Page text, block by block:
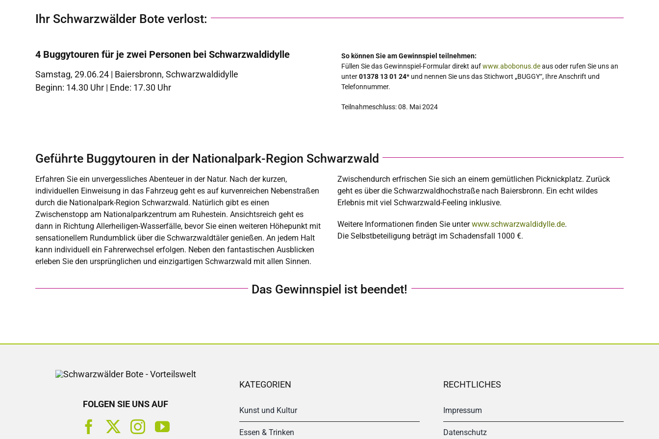
Ihr Schwarzwälder Bote verlost:
4 Buggytouren für je zwei Personen bei Schwarzwaldidylle
Samstag, 29.06.24 | Baiersbronn, Schwarzwaldidylle
Beginn: 14.30 Uhr | Ende: 17.30 Uhr
So können Sie am Gewinnspiel teilnehmen:
Füllen Sie das Gewinnspiel-Formular direkt aufwww.abobonus.deaus oder rufen Sie uns an
unter01378 13 01 24* und nennen Sie uns das Stichwort „BUGGY“, Ihre Anschrift und
Telefonnummer.
Teilnahmeschluss: 08. Mai 2024
Geführte Buggytouren in der Nationalpark-Region Schwarzwald
Erfahren Sie ein unvergessliches Abenteuer in der Natur. Nach der kurzen,
individuellen Einweisung in das Fahrzeug geht es auf kurvenreichen Nebenstraßen
durch die Nationalpark-Region Schwarzwald. Natürlich gibt es einen
Zwischenstopp am Nationalparkzentrum am Ruhestein. Ansichtsreich geht es
dann in Richtung Allerheiligen-Wasserfälle, bevor Sie einen weiteren Höhepunkt mit
sensationellem Rundumblick über die Schwarzwaldtäler genießen. An jedem Halt
kann individuell ein Fahrerwechsel erfolgen. Neben den fantastischen Ausblicken
erleben Sie den ursprünglichen und einzigartigen Schwarzwald mit allen Sinnen.
Zwischendurch erfrischen Sie sich an einem gemütlichen Picknickplatz. Zurück
geht es über die Schwarzwaldhochstraße nach Baiersbronn. Ein echt wildes
Erlebnis mit viel Schwarzwald-Feeling inklusive.
Weitere Informationen finden Sie unterwww.schwarzwaldidylle.de.
Die Selbstbeteiligung beträgt im Schadensfall 1000 €.
Das Gewinnspiel ist beendet!
FOLGEN SIE UNS AUF
KATEGORIEN
Kunst und Kultur
Essen & Trinken
RECHTLICHES
Impressum
Datenschutz